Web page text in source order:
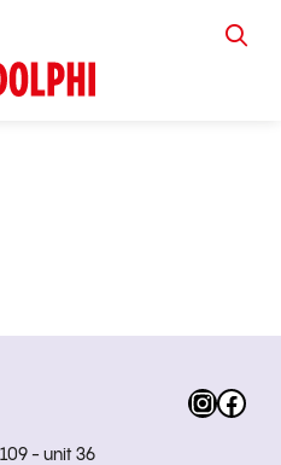
VIA
- unit 36